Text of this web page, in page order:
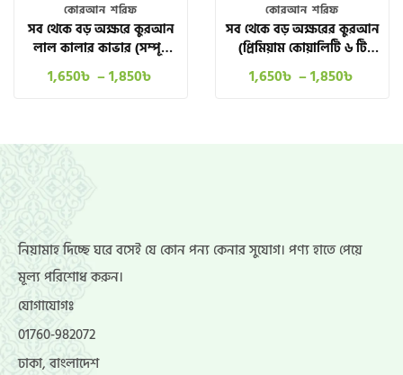
কোরআন শরিফ
সব থেকে বড় অক্ষরে কুরআন
লাল কালার কাভার (সম্পূর্ণ
৩০ পারা কোরআন শরিফ)
1,650৳ –1,850৳
কোরআন শরিফ
সব থেকে বড় অক্ষরের কুরআন
(প্রিমিয়াম কোয়ালিটি ৬ টি
কালারে)
1,650৳ –1,850৳
নিয়ামাহ দিচ্ছে ঘরে বসেই যে কোন পন্য কেনার সুযোগ। পণ্য হাতে পেয়ে
মূল্য পরিশোধ করুন।
যোগাযোগঃ
01760-982072
ঢাকা, বাংলাদেশ